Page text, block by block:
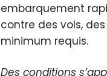
embarquement
contre des vols,
minimum requis.
Des conditions